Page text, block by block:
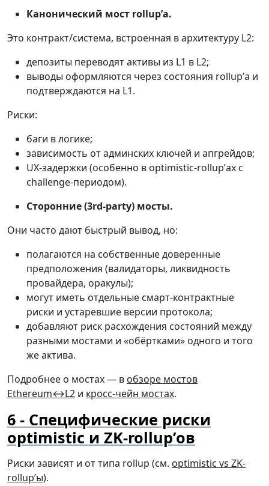
Канонический мост rollup’а.
Это контракт/система, встроенная в архитектуру L2:
депозиты переводят активы из L1 в L2;
выводы оформляются через состояния rollup’а и
подтверждаются на L1.
Риски:
баги в логике;
зависимость от админских ключей и апгрейдов;
UX-задержки (особенно в optimistic-rollup’ах с
challenge-периодом).
Сторонние (3rd-party) мосты.
Они часто дают быстрый вывод, но:
полагаются на собственные доверенные
предположения (валидаторы, ликвидность
провайдера, оракулы);
могут иметь отдельные смарт-контрактные
риски и устаревшие версии протокола;
добавляют риск расхождения состояний между
разными мостами и «обёртками» одного и того
же актива.
Подробнее о мостах — в обзоре мостов
Ethereum↔L2 и кросс-чейн мостах.
Специфические риски
optimistic и ZK-rollup’ов
Риски зависят и от типа rollup (см. optimistic vs ZK-
rollup’ы).